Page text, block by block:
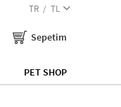
TR TL
Sepetim
PET SHOP